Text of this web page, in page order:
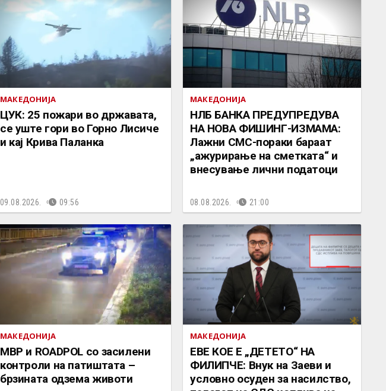
МАКЕДОНИЈА
ЦУК: 25 пожари во државата,
се уште гори во Горно Лисиче
и кај Крива Паланка
09.08.2026. 09:56
МАКЕДОНИЈА
НЛБ БАНКА ПРЕДУПРЕДУВА
НА НОВА ФИШИНГ-ИЗМАМА:
Лажни СМС-пораки бараат
„ажурирање на сметката“ и
внесување лични податоци
08.08.2026. 21:00
МАКЕДОНИЈА
МВР и ROADPOL со засилени
контроли на патиштата –
брзината одзема животи
МАКЕДОНИЈА
ЕВЕ КОЕ Е „ДЕТЕТО“ НА
ФИЛИПЧЕ: Внук на Заеви и
условно осуден за насилство,